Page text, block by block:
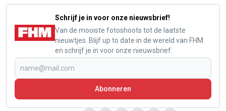
Schrijf je in voor onze nieuwsbrief!
Van de mooiste fotoshoots tot de laatste
nieuwtjes. Blijf up to date in de wereld van FHM
en schrijf je in voor onze nieuwsbrief.
Abonneren